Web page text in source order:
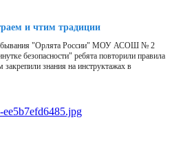
и чтим традиции
"Орлята России" МОУ АСОШ № 2
безопасности" ребята повторили правила
закрепили знания на инструктажах в